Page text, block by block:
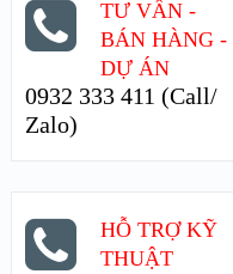
TƯ VẤN -
BÁN HÀNG -
DỰ ÁN
0932 333 411 (Call/
Zalo)
HỖ TRỢ KỸ
THUẬT